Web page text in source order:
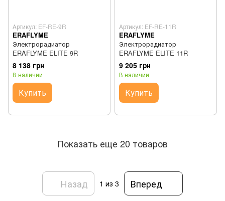
Артикул: EF-RE-9R
ERAFLYME
Электрорадиатор
ERAFLYME ELITE 9R
8 138 грн
В наличии
Купить
Артикул: EF-RE-11R
ERAFLYME
Электрорадиатор
ERAFLYME ELITE 11R
9 205 грн
В наличии
Купить
Показать еще 20 товаров
Назад 1 из 3 Вперед